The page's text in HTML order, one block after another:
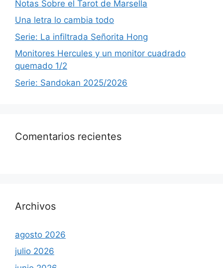
Notas Sobre el Tarot de Marsella
Una letra lo cambia todo
Serie: La infiltrada Señorita Hong
Monitores Hercules y un monitor cuadrado
quemado 1/2
Serie: Sandokan 2025/2026
Comentarios recientes
Archivos
agosto 2026
julio 2026